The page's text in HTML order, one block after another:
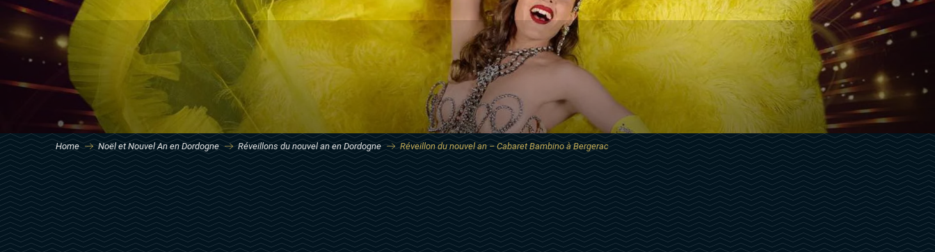
Home Noël et Nouvel An en Dordogne Réveillons du nouvel an en Dordogne Réveillon du nouvel an – Cabaret Bambino à Bergerac